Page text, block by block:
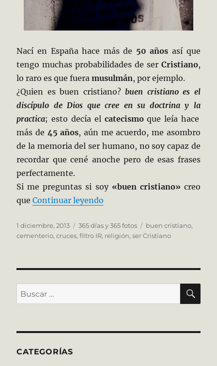
Nací en España hace más de 50 años así que
tengo muchas probabilidades de ser Cristiano,
lo raro es que fueramusulmán, por ejemplo.
¿Quien es buen cristiano?buen cristiano es el
discípulo de Dios que cree en su doctrina y la
practica; esto decía el catecismoque leía hace
más de 45 años, aún me acuerdo, me asombro
de la memoria del ser humano, no soy capaz de
recordar que cené anoche pero de esas frases
perfectamente.
Si me preguntas si soy «buen cristiano» creo
queContinuar leyendo
Publicado
el
1 diciembre, 2013 Categorías
365 días y 365 fotos Etiquetas
buen cristiano,
cementerio,cruces,filtro IR, religión,ser Cristiano
Buscar
por:
CATEGORÍAS